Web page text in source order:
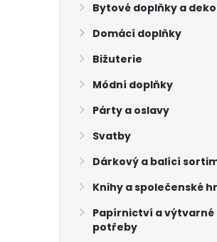
Bytové doplňky a
Domácí doplňky
Bižuterie
Módní doplňky
Párty a oslavy
Svatby
Dárkový a balící
Knihy a společenské
Papírnictví a výtvarné
potřeby